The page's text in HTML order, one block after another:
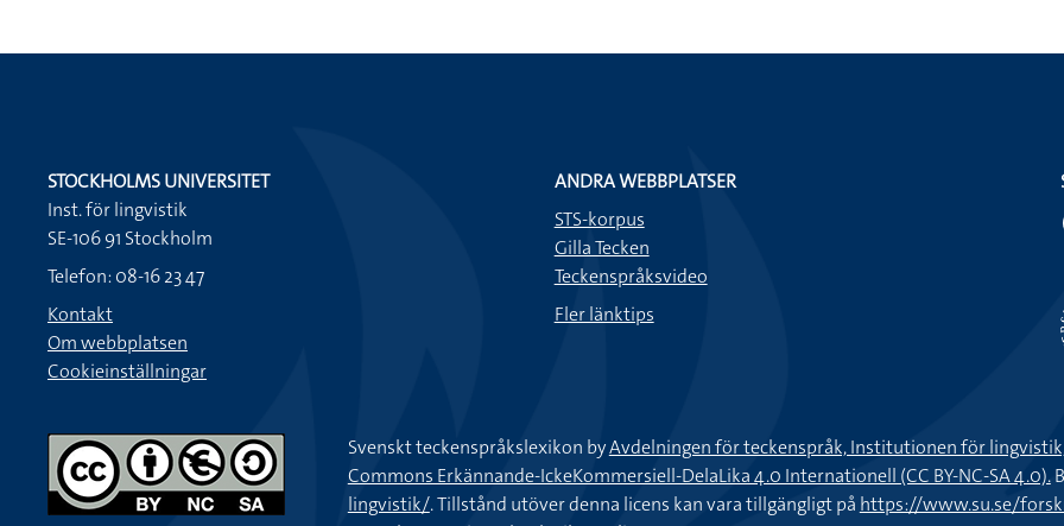
STOCKHOLMS UNIVERSITET
Inst. för lingvistik
SE-106 91 Stockholm
Telefon: 08-16 23 47
Kontakt
Om webbplatsen
Cookieinställningar
ANDRA WEBBPLATSER
STS-korpus
Gilla Tecken
Teckenspråksvideo
Fler länktips
Svenskt teckenspråkslexikon byAvdelningen för teckenspråk, Institutionen för
Commons Erkännande-IckeKommersiell-DelaLika 4.0 Internationell (CC BY-NC-SA 4.0).
lingvistik/. Tillstånd utöver denna licens kan vara tillgängligt på https://www.su.se/